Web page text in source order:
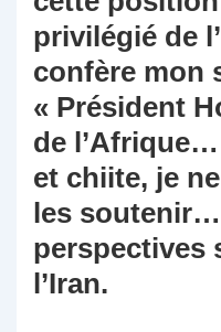
privilégié de
confère mon
« Président
de
et chiite, je
les soutenir…
perspectives
l’Iran.